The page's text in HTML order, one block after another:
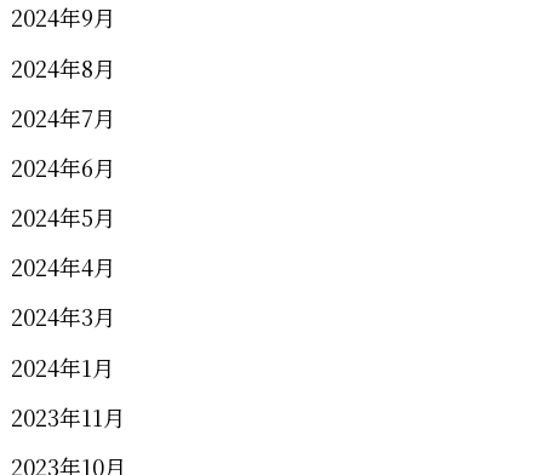
2024年9月
2024年8月
2024年7月
2024年6月
2024年5月
2024年4月
2024年3月
2024年1月
2023年11月
2023年10月